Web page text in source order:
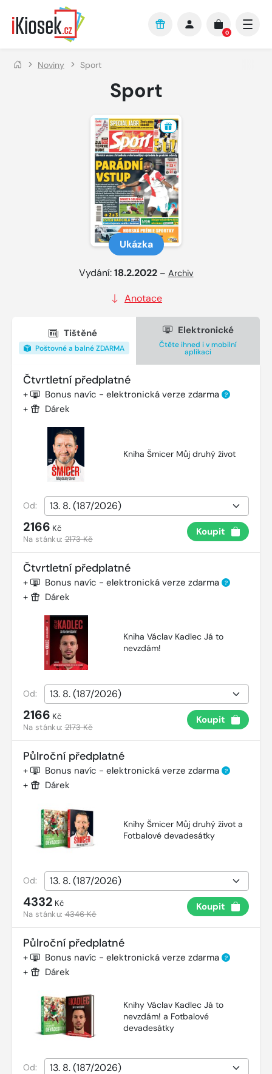
Přejít na hlavní obsah
0
Noviny Sport
Sport
Ukázka
Vydání:18.2.2022 – Archiv
Anotace
Tištěné
Poštovné a balné ZDARMA
Elektronické
Čtěte ihned i v mobilní
aplikaci
Čtvrtletní předplatné
+ Bonus navíc - elektronická verze zdarma ?
+ Dárek
Kniha Šmicer Můj druhý život
Od:
2166 Kč
Na stánku:2173 Kč
Koupit
Čtvrtletní předplatné
+ Bonus navíc - elektronická verze zdarma ?
+ Dárek
Kniha Václav Kadlec Já to
nevzdám!
Od:
2166 Kč
Na stánku:2173 Kč
Koupit
Půlroční předplatné
+ Bonus navíc - elektronická verze zdarma ?
+ Dárek
Knihy Šmicer Můj druhý život a
Fotbalové devadesátky
Od:
4332 Kč
Na stánku:4346 Kč
Koupit
Půlroční předplatné
+ Bonus navíc - elektronická verze zdarma ?
+ Dárek
Knihy Václav Kadlec Já to
nevzdám! a Fotbalové
devadesátky
Od: